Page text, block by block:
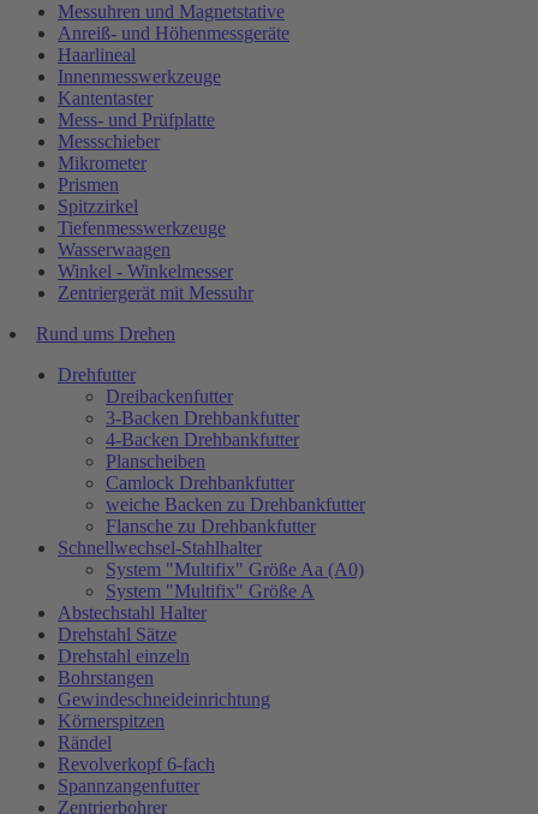
Messuhren und Magnetstative
Anreiß- und Höhenmessgeräte
Haarlineal
Innenmesswerkzeuge
Kantentaster
Mess- und Prüfplatte
Messschieber
Mikrometer
Prismen
Spitzzirkel
Tiefenmesswerkzeuge
Wasserwaagen
Winkel - Winkelmesser
Zentriergerät mit Messuhr
Rund ums Drehen
Drehfutter
Dreibackenfutter
3-Backen Drehbankfutter
4-Backen Drehbankfutter
Planscheiben
Camlock Drehbankfutter
weiche Backen zu Drehbankfutter
Flansche zu Drehbankfutter
Schnellwechsel-Stahlhalter
System "Multifix" Größe Aa (A0)
System "Multifix" Größe A
Abstechstahl Halter
Drehstahl Sätze
Drehstahl einzeln
Bohrstangen
Gewindeschneideinrichtung
Körnerspitzen
Rändel
Revolverkopf 6-fach
Spannzangenfutter
Zentrierbohrer